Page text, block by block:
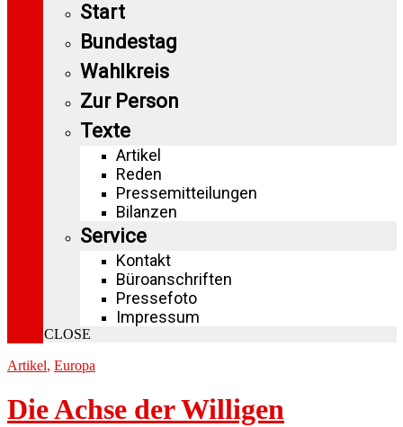
Start
Bundestag
Wahlkreis
Zur Person
Texte
Artikel
Reden
Pressemitteilungen
Bilanzen
Service
Kontakt
Büroanschriften
Pressefoto
Impressum
CLOSE
Artikel, Europa
Die Achse der Willigen